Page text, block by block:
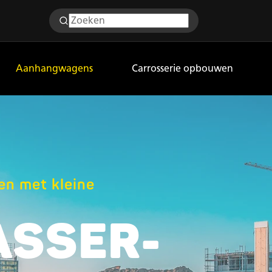
Aanhangwagens Carrosserie opbouwen
met kleine